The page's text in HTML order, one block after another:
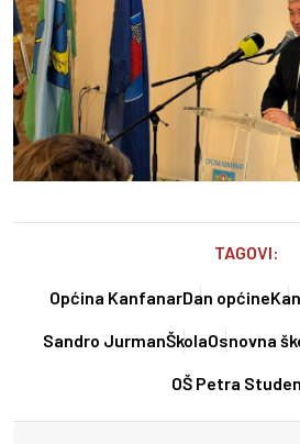
TAGOVI:
Općina KanfanarDan općine
Sandro JurmanŠkolaOsnovna
OŠ Petra